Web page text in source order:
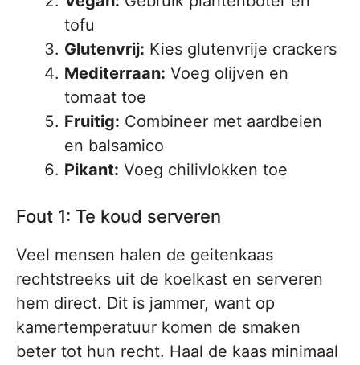
tofu
Glutenvrij: Kies glutenvrije crackers
Mediterraan: Voeg olijven en
tomaat toe
Fruitig: Combineer met aardbeien
en balsamico
Pikant: Voeg chilivlokken toe
Fout 1: Te koud serveren
Veel mensen halen de geitenkaas
rechtstreeks uit de koelkast en serveren
hem direct. Dit is jammer, want op
kamertemperatuur komen de smaken
beter tot hun recht. Haal de kaas minimaal